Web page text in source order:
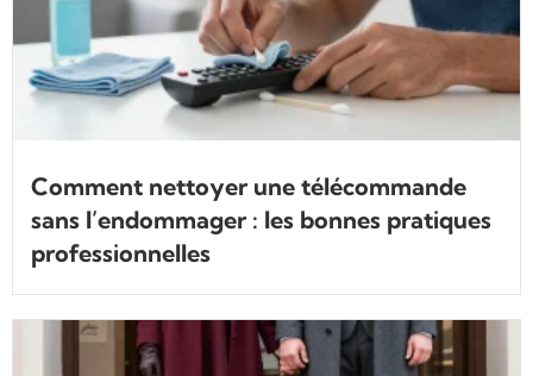
Comment nettoyer une télécommande
sans l’endommager : les bonnes pratiques
professionnelles